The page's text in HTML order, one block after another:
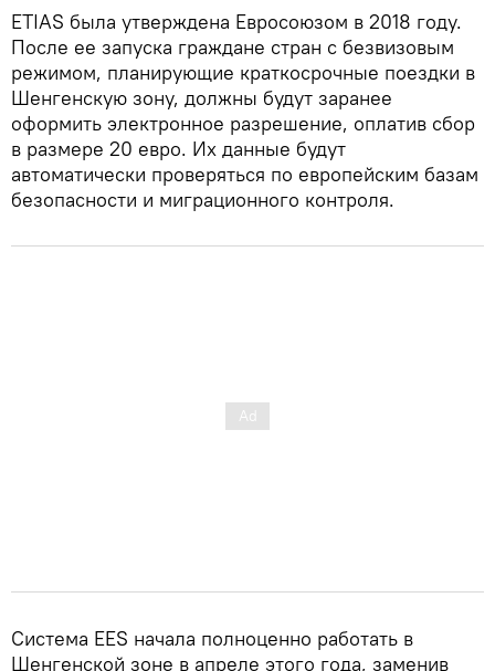
ETIAS была утверждена Евросоюзом в 2018 году.
После ее запуска граждане стран с безвизовым
режимом, планирующие краткосрочные поездки в
Шенгенскую зону, должны будут заранее
оформить электронное разрешение, оплатив сбор
в размере 20 евро. Их данные будут
автоматически проверяться по европейским базам
безопасности и миграционного контроля.
Система EES начала полноценно работать в
Шенгенской зоне в апреле этого года, заменив